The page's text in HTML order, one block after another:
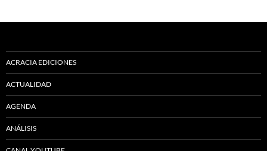
ACRACIA EDICIONES
ACTUALIDAD
AGENDA
ANÁLISIS